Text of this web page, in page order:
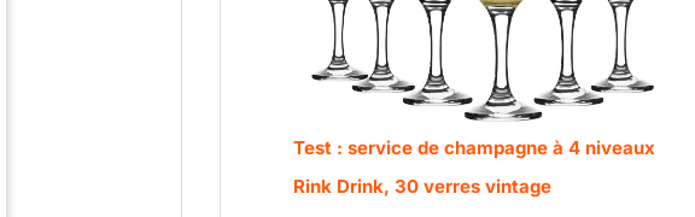
Test : service de champagne à 4 niveaux
Rink Drink, 30 verres vintage